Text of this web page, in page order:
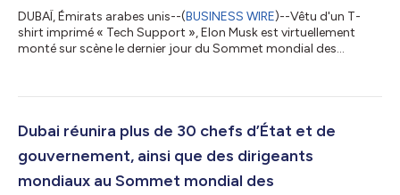
DUBAÏ, Émirats arabes unis--(BUSINESS WIRE)--Vêtu d'un T-
shirt imprimé « Tech Support », Elon Musk est virtuellement
monté sur scène le dernier jour du Sommet mondial des
artificielle, l'économie numérique et les applications de travail à
l'efficacité des gouvernements. M. Musk a souligné l'urgence de
Dubai réunira plus de 30 chefs d’État et de
gouvernement, ainsi que des dirigeants
mondiaux au Sommet mondial des